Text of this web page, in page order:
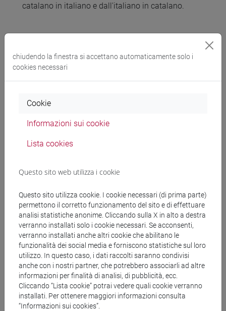
catalano in italiano e dall'italiano in catalano.
Gli studenti dovranno leggere, secondo le
indicazioni fornite, parti dei seguenti testi:
Raimondo Lullo, Consolatio Venetorum, testo
critico di Marcella Ciceri, traduzione e cura di
Vanno lette parte dell'Iintroduzione e la versione
Gabriella Gavagnin, "Dante e i miti storiografici
Critica del testo, XIV / 3, 2011. Disponibile
liberamente on line.
Patrizio Rigobon, "Marco Antonio Canini traduttore
di Ausiàs March", in eHumanista (2019):100-110.
Disponibile liberamente on line.
Joanot Martorell, Tirante il Bianco, a cura di Paolo
Cherchi, Torino, Einaudi, 2013. Saranno forniti a
lezione pochi passi significativi.
Floriana Calitti, voce MANFREDI, Lelio in Dizionario
Biografico degli Italiani - Volume 68 (2007).
chiudendo la finestra si accettano automaticamente solo i
cookies necessari
Cookie
Informazioni sui cookie
Lista cookies
Questo sito web utilizza i cookie
Questo sito utilizza cookie. I cookie necessari (di prima parte)
permettono il corretto funzionamento del sito e di effettuare
analisi statistiche anonime. Cliccando sulla X in alto a destra
verranno installati solo i cookie necessari. Se acconsenti,
verranno installati anche altri cookie che abilitano le
funzionalità dei social media e forniscono statistiche sul loro
utilizzo. In questo caso, i dati raccolti saranno condivisi
anche con i nostri partner, che potrebbero associarli ad altre
informazioni per finalità di analisi, di pubblicità, ecc.
Cliccando “Lista cookie” potrai vedere quali cookie verranno
installati. Per ottenere maggiori informazioni consulta
“Informazioni sui cookies”.